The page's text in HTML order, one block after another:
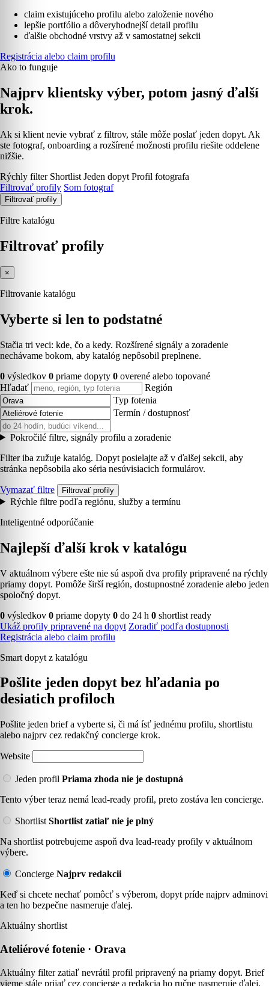
claim existujúceho profilu alebo založenie nového
lepšie portfólio a dôveryhodnejší detail profilu
ďalšie obchodné vrstvy až v samostatnej sekcii
Registrácia alebo claim profilu
Ako to funguje
Najprv klientsky výber, potom jasný ďalší
krok.
Ak si klient nevie vybrať z filtrov, stále môže poslať jeden dopyt. Ak
ste fotograf, onboarding a rozšírené možnosti profilu riešite oddelene
nižšie.
Rýchly filter Shortlist Jeden dopyt Profil fotografa
Filtrovať profily Som fotograf
Filtrovať profily
Filtre katalógu
Filtrovať profily
×
Filtrovanie katalógu
Vyberte si len to podstatné
Stačia tri veci: kde, čo a kedy. Rozšírené signály a zoradenie
nechávame bokom, aby katalóg nepôsobil preplnene.
0 výsledkov 0 priame dopyty 0 overené alebo topované
Hľadať
Región
Typ fotenia
Termín / dostupnosť
Pokročilé filtre, signály profilu a zoradenie
Filter iba zužuje katalóg. Dopyt posielajte až v ďalšej sekcii, aby
stránka nepôsobila ako séria nesúvisiacich formulárov.
Vymazať filtre Filtrovať profily
Rýchle filtre podľa regiónu, služby a termínu
Inteligentné odporúčanie
Najlepší ďalší krok v katalógu
V aktuálnom výbere ešte nie sú aspoň dva profily pripravené na rýchly
priamy dopyt. Pomôže širší región, dostupnostné zoradenie alebo jeden
spoločný dopyt.
0 výsledkov 0 priame dopyty 0 do 24 h 0 shortlist ready
Ukáž profily pripravené na dopyt Zoradiť podľa dostupnosti
Registrácia alebo claim profilu
Smart dopyt z katalógu
Pošlite jeden dopyt bez hľadania po
desiatich profiloch
Pošlite jeden brief a vyberte si, či má ísť jednému profilu, shortlistu
alebo najprv cez redakčný concierge krok.
Website
Jeden profil Priama zhoda nie je dostupná
Tento výber teraz nemá lead-ready profil, preto zostáva len concierge.
Shortlist Shortlist zatiaľ nie je plný
Na shortlist potrebujeme aspoň dva lead-ready profily v aktuálnom
výbere.
Concierge Najprv redakcii
Keď si chcete nechať pomôcť s výberom, dopyt príde najprv adminovi
a ten ho bezpečne nasmeruje ďalej.
Aktuálny shortlist
Ateliérové fotenie · Orava
Aktuálny filter zatiaľ nevrátil profil pripravený na priamy dopyt. Brief
vieme stále prijať cez concierge a redakcia ho ručne nasmeruje ďalej.